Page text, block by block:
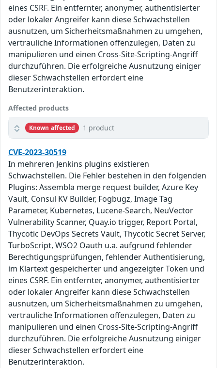
eines CSRF. Ein entfernter, anonymer, authentisierter
oder lokaler Angreifer kann diese Schwachstellen
ausnutzen, um Sicherheitsmaßnahmen zu umgehen,
vertrauliche Informationen offenzulegen, Daten zu
manipulieren und einen Cross-Site-Scripting-Angriff
durchzuführen. Die erfolgreiche Ausnutzung einiger
dieser Schwachstellen erfordert eine
Benutzerinteraktion.
Affected products
Known affected 1 product
CVE-2023-30519
In mehreren Jenkins plugins existieren
Schwachstellen. Die Fehler bestehen in den folgenden
Plugins: Assembla merge request builder, Azure Key
Vault, Consul KV Builder, Fogbugz, Image Tag
Parameter, Kubernetes, Lucene-Search, NeuVector
Vulnerability Scanner, Quay.io trigger, Report Portal,
Thycotic DevOps Secrets Vault, Thycotic Secret Server,
TurboScript, WSO2 Oauth u.a. aufgrund fehlender
Berechtigungsprüfungen, fehlender Authentisierung,
im Klartext gespeicherter und angezeigter Token und
eines CSRF. Ein entfernter, anonymer, authentisierter
oder lokaler Angreifer kann diese Schwachstellen
ausnutzen, um Sicherheitsmaßnahmen zu umgehen,
vertrauliche Informationen offenzulegen, Daten zu
manipulieren und einen Cross-Site-Scripting-Angriff
durchzuführen. Die erfolgreiche Ausnutzung einiger
dieser Schwachstellen erfordert eine
Benutzerinteraktion.